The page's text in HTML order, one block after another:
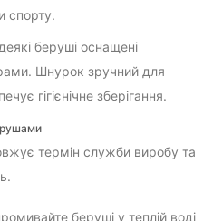
спорту.
беруші оснащені
Шнурок зручний для
гігієнічне зберігання.
термін служби виробу та
беруші у теплій воді